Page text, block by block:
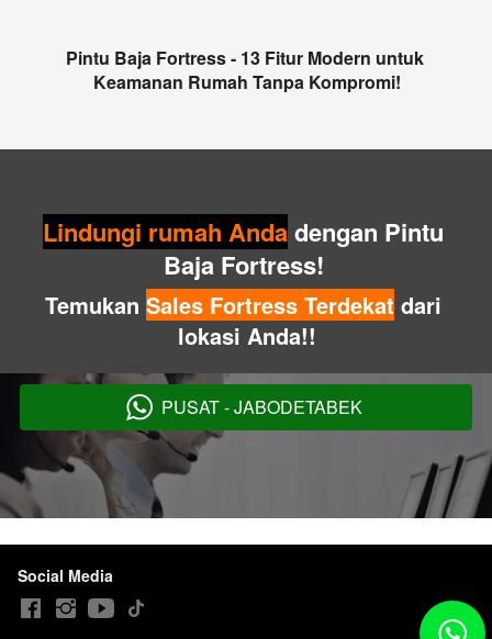
Pintu Baja Fortress - 13 Fitur Modern untuk
Keamanan Rumah Tanpa Kompromi!
Lindungi rumah Anda dengan Pintu
Baja Fortress!
Temukan Sales Fortress Terdekat dari
lokasi Anda!!
` PUSAT - JABODETABEK
Social Media